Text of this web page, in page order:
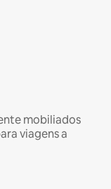
mobiliados
viagens a